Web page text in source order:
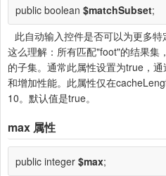
public boolean $matchSubset;
此自动输入控件是否可以为更多
这么理解：所有匹配"foot"的结果集
的子集。通常此属性设置为true，
和增加性能。此属性仅在
10。默认值是true。
max 属性
public integer $max;